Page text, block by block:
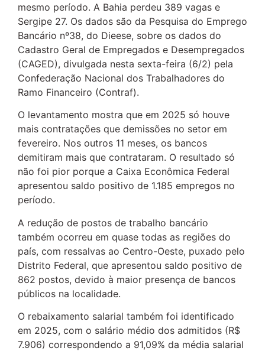
mesmo período. A Bahia perdeu 389 vagas e
Sergipe 27. Os dados são da Pesquisa do Emprego
Bancário nº38, do Dieese, sobre os dados do
Cadastro Geral de Empregados e Desempregados
(CAGED), divulgada nesta sexta-feira (6/2) pela
Confederação Nacional dos Trabalhadores do
Ramo Financeiro (Contraf).
O levantamento mostra que em 2025 só houve
mais contratações que demissões no setor em
fevereiro. Nos outros 11 meses, os bancos
demitiram mais que contrataram. O resultado só
não foi pior porque a Caixa Econômica Federal
apresentou saldo positivo de 1.185 empregos no
período.
A redução de postos de trabalho bancário
também ocorreu em quase todas as regiões do
país, com ressalvas ao Centro-Oeste, puxado pelo
Distrito Federal, que apresentou saldo positivo de
862 postos, devido à maior presença de bancos
públicos na localidade.
O rebaixamento salarial também foi identificado
em 2025, com o salário médio dos admitidos (R$
7.906) correspondendo a 91,09% da média salarial